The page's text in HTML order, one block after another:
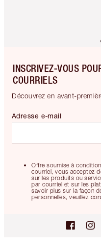
INSCRIVEZ-VOUS
COURRIELS
Découvrez en avant-
Offre soumise à
courriel, vous acceptez
sur les produits ou
par courriel et sur les
savoir plus sur la façon
personnelles, veuillez
Adresse e-mail